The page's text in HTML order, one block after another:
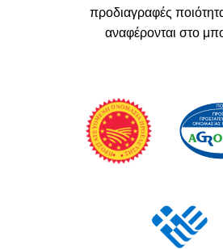
προδιαγραφές
αναφέρονται στο